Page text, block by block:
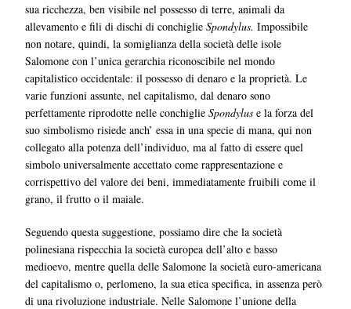
sua ricchezza, ben visibile nel possesso di terre, animali da
allevamento e fili di dischi di conchiglieSpondylus.Impossibile
non notare, quindi, la somiglianza della società delle isole
Salomone con l’unica gerarchia riconoscibile nel mondo
capitalistico occidentale: il possesso di denaro e la proprietà. Le
varie funzioni assunte, nel capitalismo, dal denaro sono
perfettamente riprodotte nelle conchiglieSpondyluse la forza del
suo simbolismo risiede anch’ essa in una specie di mana, qui non
collegato alla potenza dell’individuo, ma al fatto di essere quel
simbolo universalmente accettato come rappresentazione e
corrispettivo del valore dei beni, immediatamente fruibili come il
grano, il frutto o il maiale.
Seguendo questa suggestione, possiamo dire che la società
polinesiana rispecchia la società europea dell’alto e basso
medioevo, mentre quella delle Salomone la società euro-americana
del capitalismo o, perlomeno, la sua etica specifica, in assenza però
di una rivoluzione industriale. Nelle Salomone l’unione della